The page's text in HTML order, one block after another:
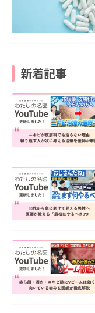
新着記事